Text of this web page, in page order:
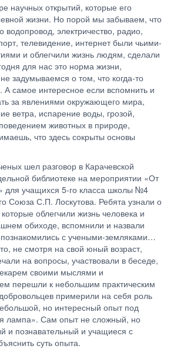
научных открытий, которые его
жизни. Но порой мы забываем, что
водопровод, электричество, радио,
телевидение, интернет были чьими-
и облегчили жизнь людям, сделали
для нас это норма жизни,
задумываемся о том, что когда-то
А самое интересное если вспомнить и
за явлениями окружающего мира,
ветра, испарение воды, грозой,
животных в природе,
что здесь сокрыты основы
шел разговор в Карачевской
библиотеке на мероприятии «От
для учащихся 5-го класса школы №4
Союза С.П. Лоскутова. Ребята узнали о
облегчили жизнь человека и
обиходе, вспомнили и назвали
с учеными-земляками…
не смотря на свой юный возраст,
на вопросы, участвовали в беседе,
своими мыслями и
перешли к небольшим практическим
примерили на себя роль
но интересный опыт под
лампа». Сам опыт не сложный, но
и познавательный и учащиеся с
суть опыта.